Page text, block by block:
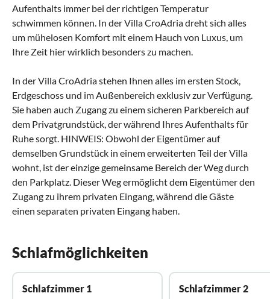
Aufenthalts immer bei der richtigen Temperatur
schwimmen können. In der Villa CroAdria dreht sich alles
um mühelosen Komfort mit einem Hauch von Luxus, um
Ihre Zeit hier wirklich besonders zu machen.
In der Villa CroAdria stehen Ihnen alles im ersten Stock,
Erdgeschoss und im Außenbereich exklusiv zur Verfügung.
Sie haben auch Zugang zu einem sicheren Parkbereich auf
dem Privatgrundstück, der während Ihres Aufenthalts für
Ruhe sorgt. HINWEIS: Obwohl der Eigentümer auf
demselben Grundstück in einem erweiterten Teil der Villa
wohnt, ist der einzige gemeinsame Bereich der Weg durch
den Parkplatz. Dieser Weg ermöglicht dem Eigentümer den
Zugang zu ihrem privaten Eingang, während die Gäste
einen separaten privaten Eingang haben.
Schlafmöglichkeiten
Schlafzimmer 1
Schlafzimmer 2